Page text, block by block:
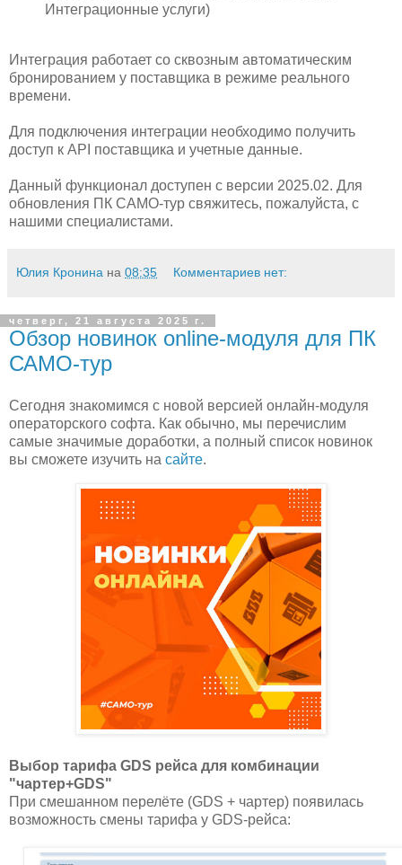
Интеграционные услуги)
Интеграция работает со сквозным автоматическим
бронированием у поставщика в режиме реального
времени.
Для подключения интеграции необходимо получить
доступ к API поставщика и учетные данные.
Данный функционал доступен с версии 2025.02. Для
обновления ПК САМО-тур свяжитесь, пожалуйста, с
нашими специалистами.
Юлия Кронина на 08:35 Комментариев нет:
четверг, 21 августа 2025 г.
Обзор новинок online-модуля для ПК
САМО-тур
Сегодня знакомимся с новой версией онлайн-модуля
операторского софта. Как обычно, мы перечислим
самые значимые доработки, а полный список новинок
вы сможете изучить на сайте.
Выбор тарифа GDS рейса для комбинации
"чартер+GDS"
При смешанном перелёте (GDS + чартер) появилась
возможность смены тарифа у GDS-рейса: